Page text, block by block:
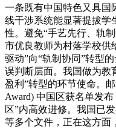
一条既有中国特色又具国
线干涉系统能显著提拔学
性。避免“手艺先行、轨
市优良教师为村落学校供
驱动”向“轨制协同”转型
误判断层面。我国做为教
盈利”转型的环节使命。
Award) 中国区获名单发
区”内高效进修。我国已
等多个文件，正在这方面